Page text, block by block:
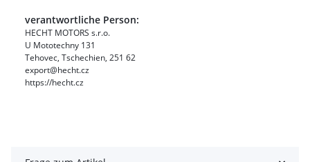
verantwortliche Person:
HECHT MOTORS s.r.o.
U Mototechny 131
Tehovec, Tschechien, 251 62
export@hecht.cz
https://hecht.cz